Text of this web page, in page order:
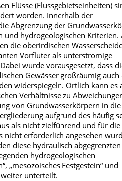
Flüsse (Flussgebietseinheiten)
worden. Innerhalb der
Abgrenzung der
und hydrogeologischen Kriterien.
die oberirdischen
Vorfluter als unterstromige
wurde vorausgesetzt, dass
Gewässer großräumig auch
widerspiegeln. Örtlich kann es
Verhältnisse zu
von Grundwasserkörpern in die
aufgrund des häufig
als nicht zielführend und für die
nicht erforderlich angesehen
diese hydraulisch abgegrenzten
hydrogeologischen
„mesozoisches Festgestein“ und
weiter unterteilt.